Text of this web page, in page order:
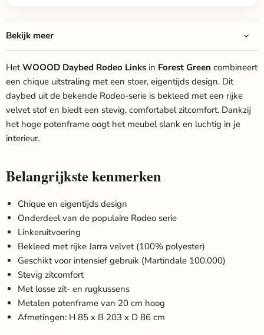
Bekijk meer
HetWOOOD Daybed Rodeo Links in Forest Green combineert
een chique uitstraling met een stoer, eigentijds design. Dit
daybed uit de bekende Rodeo-serie is bekleed met een rijke
velvet stof en biedt een stevig, comfortabel zitcomfort. Dankzij
het hoge potenframe oogt het meubel slank en luchtig in je
interieur.
Belangrijkste kenmerken
Chique en eigentijds design
Onderdeel van de populaire Rodeo serie
Linkeruitvoering
Bekleed met rijke Jarra velvet (100% polyester)
Geschikt voor intensief gebruik (Martindale 100.000)
Stevig zitcomfort
Met losse zit- en rugkussens
Metalen potenframe van 20 cm hoog
Afmetingen: H 85 x B 203 x D 86 cm